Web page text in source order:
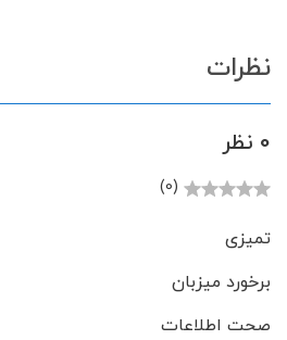
نظرات
0 نظر
(0)
تمیزی
برخورد میزبان
صحت اطلاعات